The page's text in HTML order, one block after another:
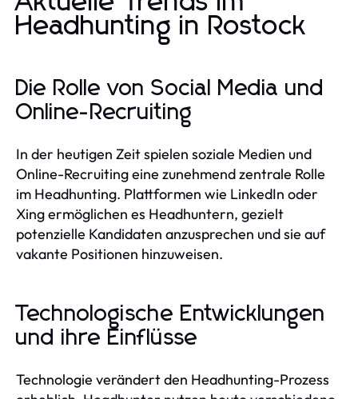
Headhunting in Rostock
Die Rolle von Social Media und
Online-Recruiting
In der heutigen Zeit spielen soziale Medien und
Online-Recruiting eine zunehmend zentrale Rolle
im Headhunting. Plattformen wie LinkedIn oder
Xing ermöglichen es Headhuntern, gezielt
potenzielle Kandidaten anzusprechen und sie auf
vakante Positionen hinzuweisen.
Technologische Entwicklungen
und ihre Einflüsse
Technologie verändert den Headhunting-Prozess